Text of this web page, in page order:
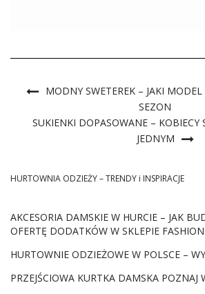
MODNY SWETEREK – JAKI
SEZON
SUKIENKI DOPASOWANE – KOBIECY
JEDNYM
HURTOWNIA ODZIEŻY – TRENDY i INSPIRACJE
AKCESORIA DAMSKIE W HURCIE – JAK
OFERTĘ DODATKÓW W SKLEPIE
HURTOWNIE ODZIEŻOWE W POLSCE –
PRZEJŚCIOWA KURTKA DAMSKA POZNAJ